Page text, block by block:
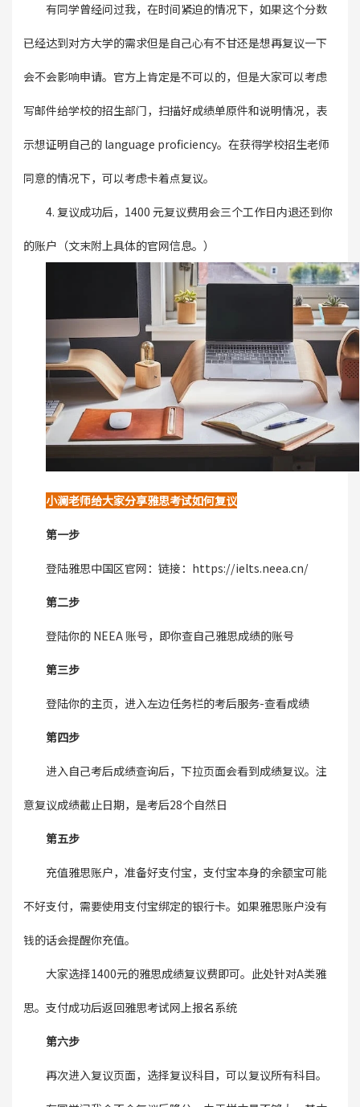
有同学曾经问过我，在时间紧迫的情况下，如果这个分数
已经达到对方大学的需求但是自己心有不甘还是想再复议一下
会不会影响申请。官方上肯定是不可以的，但是大家可以考虑
写邮件给学校的招生部门，扫描好成绩单原件和说明情况，表
示想证明自己的 language proficiency。在获得学校招生老师
同意的情况下，可以考虑卡着点复议。
4. 复议成功后，1400 元复议费用会三个工作日内退还到你
的账户（文末附上具体的官网信息。）
小澜老师给大家分享雅思考试如何复议
第一步
登陆雅思中国区官网：链接：https://ielts.neea.cn/
第二步
登陆你的 NEEA 账号，即你查自己雅思成绩的账号
第三步
登陆你的主页，进入左边任务栏的考后服务-查看成绩
第四步
进入自己考后成绩查询后，下拉页面会看到成绩复议。注
意复议成绩截止日期，是考后28个自然日
第五步
充值雅思账户，准备好支付宝，支付宝本身的余额宝可能
不好支付，需要使用支付宝绑定的银行卡。如果雅思账户没有
钱的话会提醒你充值。
大家选择1400元的雅思成绩复议费即可。 此处针对A类雅
思。支付成功后返回雅思考试网上报名系统
第六步
再次进入复议页面，选择复议科目，可以复议所有科目。